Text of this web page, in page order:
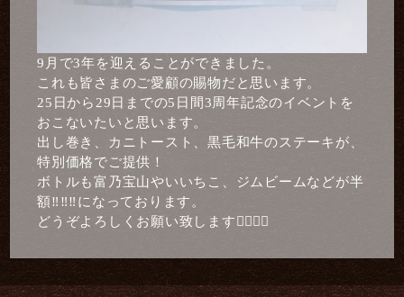
9月で3年を迎えることができました。
これも皆さまのご愛顧の賜物だと思います。
25日から29日までの5日間3周年記念のイベントを
おこないたいと思います。
出し巻き、カニトースト、黒毛和牛のステーキが、
特別価格でご提供！
ボトルも富乃宝山やいいちこ、ジムビームなどが半
額‼️‼️‼️になっております。
どうぞよろしくお願い致します🙇‍♀️🙇‍♂️